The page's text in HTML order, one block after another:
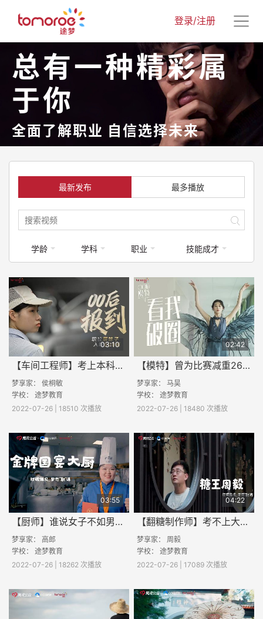
登录/注册
总有一种精彩属
于你
全面了解职业 自信选择未来
最新发布 最多播放
学龄 学科 职业 技能成才
03:10
【车间工程师】考上本科、进比亚迪！甜美职校女孩的进取之路
梦享家： 侯桐敏
学校： 途梦教育
2022-07-26 | 18510 次播放
02:42
【模特】曾为比赛减重26斤！深圳“00后”模特火了，连续斩获省赛一等奖！
梦享家： 马昊
学校： 途梦教育
2022-07-26 | 18480 次播放
03:55
【厨师】谁说女子不如男！职校女孩到国宴大厨的“封神之路”
梦享家： 高郎
学校： 途梦教育
2022-07-26 | 18262 次播放
04:22
【翻糖制作师】考不上大学也能成为“英雄”，职校男孩逆袭成为“糖王”
梦享家： 周毅
学校： 途梦教育
2022-07-26 | 17089 次播放